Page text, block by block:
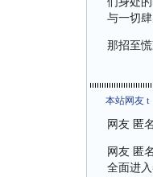
与一切
那招至
本站网友 t
网友 匿
网友 匿
全面进